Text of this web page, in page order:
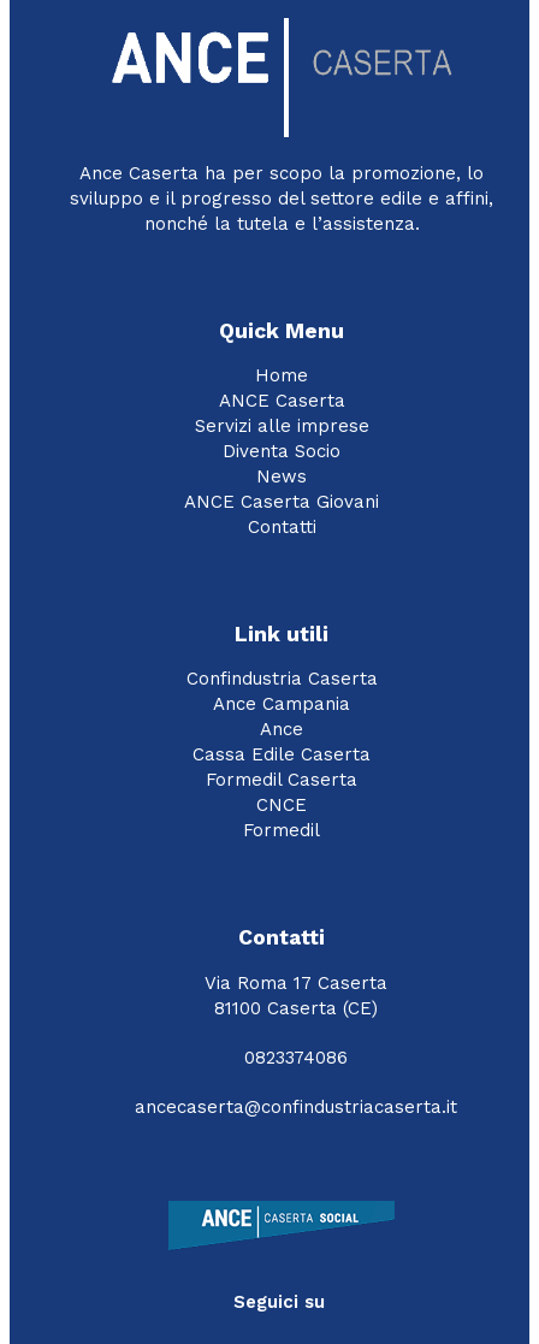
Ance Caserta ha per scopo la promozione, lo
sviluppo e il progresso del settore edile e affini,
nonché la tutela e l’assistenza.
Quick Menu
Home
ANCE Caserta
Servizi alle imprese
Diventa Socio
News
ANCE Caserta Giovani
Contatti
Link utili
Confindustria Caserta
Ance Campania
Ance
Cassa Edile Caserta
Formedil Caserta
CNCE
Formedil
Contatti
Via Roma 17 Caserta
81100 Caserta (CE)
0823374086
ancecaserta@confindustriacaserta.it
Seguici su